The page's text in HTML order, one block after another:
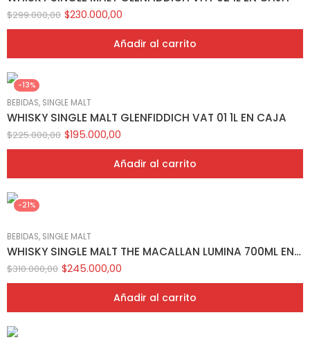
$299.000,00 $230.000,00
Añadir al carrito
-13%
BEBIDAS, SINGLE MALT
WHISKY SINGLE MALT GLENFIDDICH VAT 01 1L EN CAJA
$225.000,00 $195.000,00
Añadir al carrito
-21%
BEBIDAS, SINGLE MALT
WHISKY SINGLE MALT THE MACALLAN LUMINA 700ML EN CAJA
$310.000,00 $245.000,00
Añadir al carrito